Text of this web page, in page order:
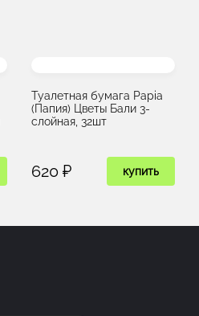
Туалетная бумага Papia
(Папия) Цветы Бали 3-
слойная, 32шт
620 ₽ купить